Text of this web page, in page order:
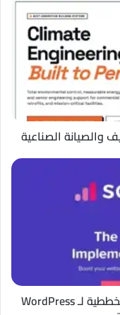
في الهوة بين
المرجعية
Schema Pro: أداة إنشاء الترميزات المخططية لـ WordPress